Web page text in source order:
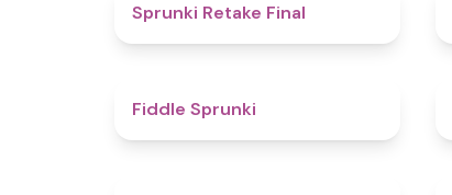
Sprunki Retake Final
Fiddle Sprunki